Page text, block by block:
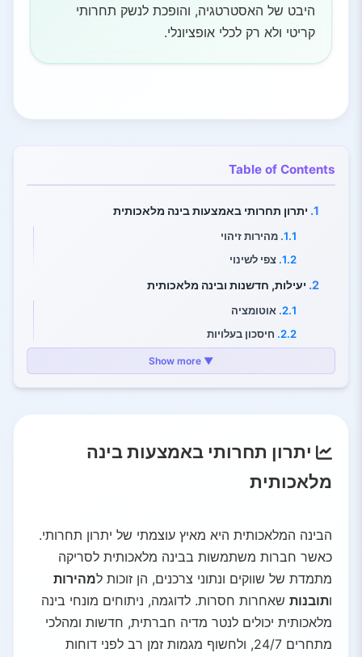
היבט של האסטרטגיה, והופכת לנשק תחרותי
קריטי ולא רק לכלי אופציונלי.
Table of Contents
1. יתרון תחרותי באמצעות בינה מלאכותית
1.1. מהירות זיהוי
1.2. צפי לשינוי
2. יעילות, חדשנות ובינה מלאכותית
2.1. אוטומציה
2.2. חיסכון בעלויות
3.3.
שירותים פיננסיים
3.4. קמעונאות ומסחר אלקטרוני
החובה האסטרטגית
4.1. השאלה הישנה
4.2. השאלה החדשה
4.3. יתרון תחרותי
▼ Show more
יתרון תחרותי באמצעות בינה
מלאכותית
הבינה המלאכותית היא מאיץ עוצמתי של יתרון תחרותי.
כאשר חברות משתמשות בבינה מלאכותית לסריקה
מתמדת של שווקים ונתוני צרכנים, הן זוכות למהירות
ותובנות שאחרות חסרות. לדוגמה, ניתוחים מונחי בינה
מלאכותית יכולים לנטר מדיה חברתית, חדשות ומהלכי
מתחרים 24/7, ולחשוף מגמות זמן רב לפני דוחות